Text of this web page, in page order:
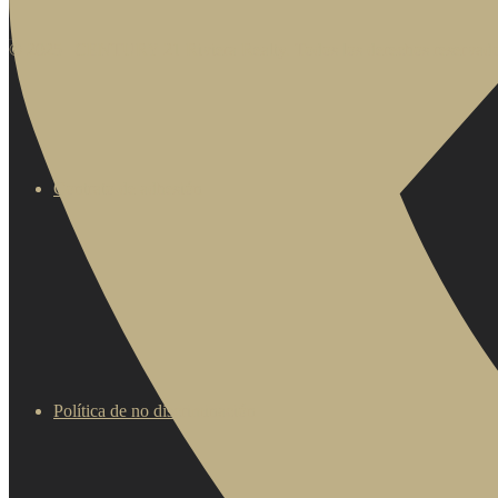
© 2025 | CENTURY 21 Riviera Realty. Todos los derechos
Contrato de adhesión
Política de no discriminación